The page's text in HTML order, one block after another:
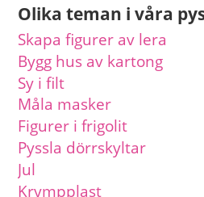
Olika teman i våra
Skapa figurer av lera
Bygg hus av kartong
Sy i filt
Måla masker
Figurer i frigolit
Pyssla dörrskyltar
Jul
Krympplast